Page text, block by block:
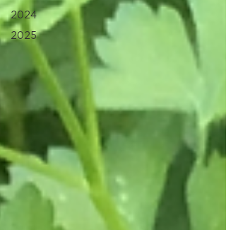
2024
2025